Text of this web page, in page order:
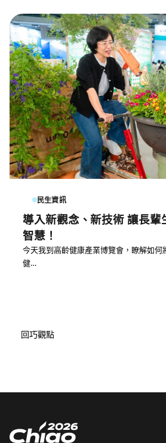
民生資訊
導入新觀念、新技術 讓長輩
智慧！
今天我到高齡健康產業博覽會，瞭解如何
健…
回巧觀點